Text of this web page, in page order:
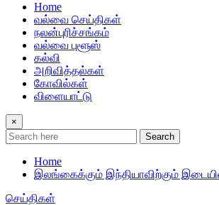
Home
வல்வை செய்திகள்
நலன்புரிச்சங்கம்
வல்வை புளூஸ்
கல்வி
அறிவித்தல்கள்
கோவில்கள்
விளையாட்டு
×
Search
Home
இலங்கைக்கும் இந்தியாவிற்கும்
செய்திகள்